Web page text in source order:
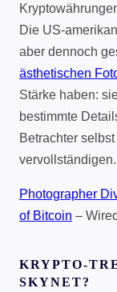
Die US-
aber dennoch
ästhetischen
Stärke haben:
bestimmte
Betrachter
vervollständigen.
Photographer
of Bitcoin – Wired
KRYPTO-
SKYNET?